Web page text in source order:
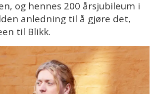
og hennes 200 årsjubileum i
anledning til å gjøre det,
til Blikk.